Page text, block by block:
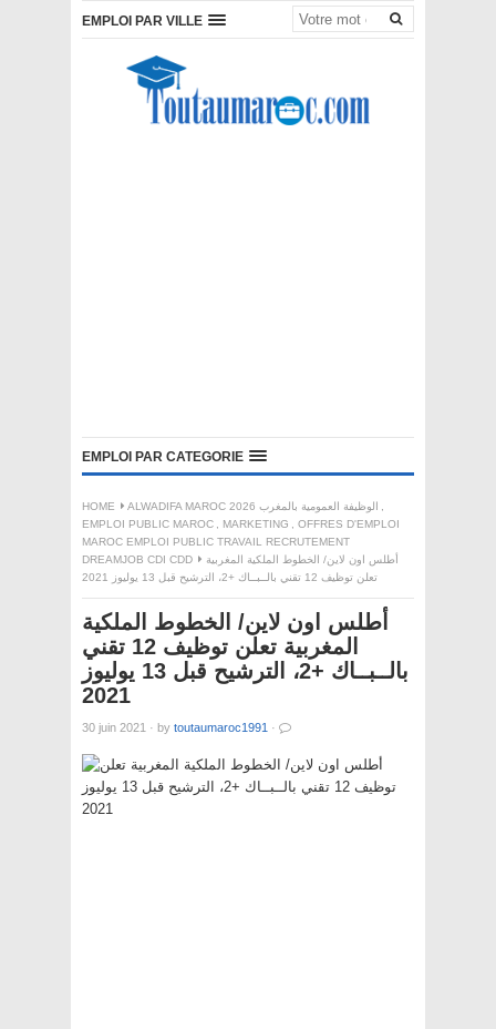
EMPLOI PAR VILLE
EMPLOI PAR CATEGORIE
HOME ALWADIFA MAROC 2026 الوظيفة العمومية بالمغرب
,
EMPLOI PUBLIC MAROC , MARKETING , OFFRES D'EMPLOI
MAROC EMPLOI PUBLIC TRAVAIL RECRUTEMENT
DREAMJOB CDI CDD
أطلس اون لاين/ الخطوط الملكية المغربية
تعلن توظيف 12 تقني بالــبــاك +2، الترشيح قبل 13 يوليوز 2021
أطلس اون لاين/ الخطوط الملكية
المغربية تعلن توظيف 12 تقني
بالــبــاك +2، الترشيح قبل 13 يوليوز
2021
30 juin 2021 · by toutaumaroc1991 ·